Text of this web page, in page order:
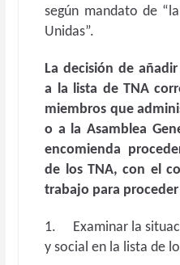
según mandato de
Unidas”.
La decisión de
a la lista de TNA
miembros que
o a la Asamblea
encomienda
de los TNA, con el
trabajo para
1. Examinar la
y social en la lista de